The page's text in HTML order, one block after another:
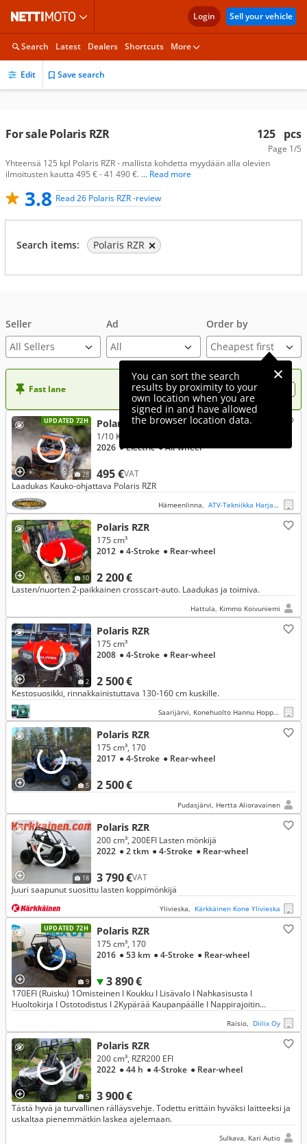
Login Sell your vehicle
Search Latest Dealers Shortcuts More
Edit Save search
125 pcs
Page 1/5
For sale Polaris RZR
Yhteensä 125 kpl Polaris RZR - mallista kohdetta myydään alla olevien
ilmoitusten kautta 495 € - 41 490 €. ... Read more
3.8 Read 26 Polaris RZR -review
Search items: Polaris RZR
Seller
All Sellers
Ad Order by
You can sort the search
results by proximity to your
own location when you are
signed in and have allowed
the browser location data.
Fast lane Want more visibility to your ad?
UPDATED 72H
28
Polaris RZR
495 €VAT
1/10 KAUKO-OHJATTAVA
2026 ● Electric● All-wheel
Laadukas Kauko-ohjattava Polaris RZR
Hämeenlinna, ATV-Tekniikka Harjajärvi
10
Polaris RZR
2 200 €
175 cm³
2012 ● 4-Stroke ● Rear-wheel
Lasten/nuorten 2-paikkainen crosscart-auto. Laadukas ja toimiva.
Hattula, Kimmo Koivuniemi
2
Polaris RZR
2 500 €
175 cm³
2008 ● 4-Stroke ● Rear-wheel
Kestosuosikki, rinnakkainistuttava 130-160 cm kuskille.
Saarijärvi, Konehuolto Hannu Hoppula Oy
5
Polaris RZR
2 500 €
175 cm³, 170
2017 ● 4-Stroke ● Rear-wheel
Pudasjärvi, Hertta Alioravainen
18
Polaris RZR
3 790 €VAT
200 cm³, 200EFI Lasten mönkijä
2022 ● 2 tkm ● 4-Stroke ● Rear-wheel
Juuri saapunut suosittu lasten koppimönkijä
Ylivieska, Kärkkäinen Kone Ylivieska
UPDATED 72H
9
Polaris RZR
3 890 €
175 cm³, 170
2016 ● 53 km ● 4-Stroke ● Rear-wheel
170EFI (Ruisku) 1Omisteinen I Koukku I Lisävalo I Nahkasisusta I
Huoltokirja I Ostotodistus I 2Kypärää Kaupanpäälle I Nappirajoitin
Raisio, Diilix Oy
5
Polaris RZR
3 900 €
200 cm³, RZR200 EFI
2022 ● 44 h ● 4-Stroke ● Rear-wheel
Tästä hyvä ja turvallinen rälläysvehje. Todettu erittäin hyväksi laitteeksi ja
uskaltaa pienemmätkin laskea ajelemaan.
Sulkava, Kari Autio